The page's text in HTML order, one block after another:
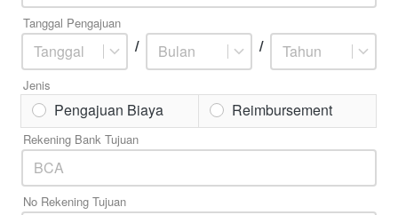
Tanggal Pengajuan
Tanggal / Bulan / Tahun
Jenis
Pengajuan Biaya Reimbursement
Rekening Bank Tujuan
No Rekening Tujuan